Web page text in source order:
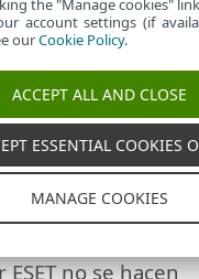
No se
de que el
funciones
útil definida en la
El usuario final
de seguridad de
de software y
el ordenador
y/o los
no se hacen
the "Manage cookies"
account settings (if
ourCookie Policy.
ACCEPT ALL AND CLOSE
ESSENTIAL COOKIES
MANAGE COOKIES